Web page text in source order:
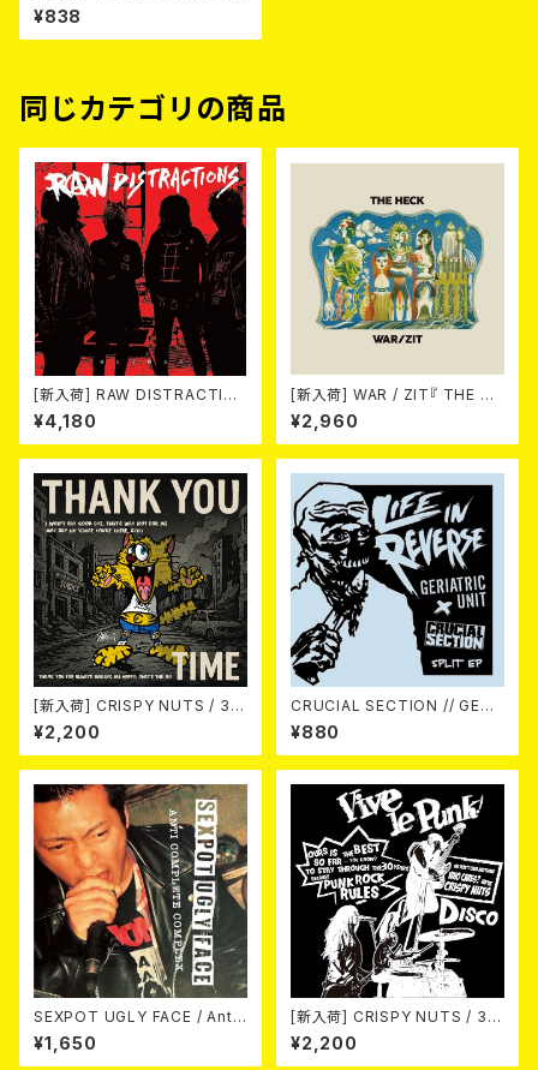
¥838
同じカテゴリの商品
[新入荷] RAW DISTRACTIO
NS / 奇しく燃える (LP)
¥4,180
[新入荷] WAR / ZIT『 THE HE
CK( 12") 』
¥2,960
[新入荷] CRISPY NUTS / 30t
h Anniversary Vol.1 (7"EP)
¥2,200
CRUCIAL SECTION // GERI
ATRIC UNIT / Life In Rever
¥880
SEXPOT UGLY FACE / Anti
¥1,650
[新入荷] CRISPY NUTS / 30t
h Anniversary Vol.2 (7"EP)
¥2,200